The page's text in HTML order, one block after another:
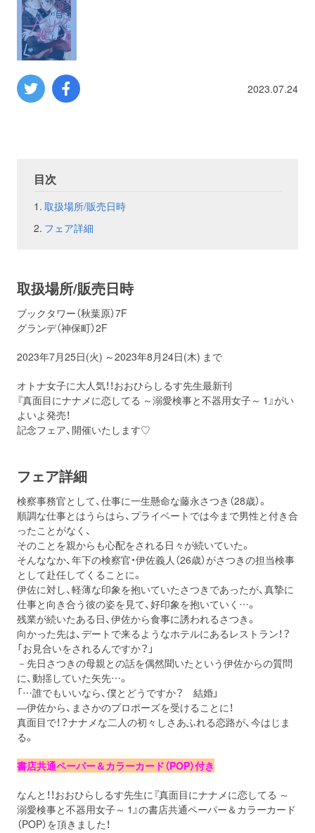
2023.07.24
目次
取扱場所/販売日時
フェア詳細
取扱場所/販売日時
ブックタワー（秋葉原）7F
グランデ（神保町）2F
2023年7月25日(火) ～2023年8月24日(木) まで
オトナ女子に大人気！！おおひらしるす先生最新刊
『真面目にナナメに恋してる ～溺愛検事と不器用女子～ 1』がい
よいよ発売！
記念フェア、開催いたします♡
フェア詳細
検察事務官として、仕事に一生懸命な藤永さつき（28歳）。
順調な仕事とはうらはら、プライベートでは今まで男性と付き合
ったことがなく、
そのことを親からも心配をされる日々が続いていた。
そんななか、年下の検察官・伊佐義人（26歳）がさつきの担当検事
として赴任してくることに。
伊佐に対し、軽薄な印象を抱いていたさつきであったが、真摯に
仕事と向き合う彼の姿を見て、好印象を抱いていく…。
残業が続いたある日、伊佐から食事に誘われるさつき。
向かった先は、デートで来るようなホテルにあるレストラン！？
「お見合いをされるんですか？」
－先日さつきの母親との話を偶然聞いたという伊佐からの質問
に、動揺していた矢先…。
「…誰でもいいなら、僕とどうですか？ 結婚」
―伊佐から、まさかのプロポーズを受けることに！
真面目で！？ナナメな二人の初々しさあふれる恋路が、今はじま
る。
書店共通ペーパー＆カラーカード（POP）付き
なんと！！おおひらしるす先生に『真面目にナナメに恋してる ～
溺愛検事と不器用女子～ 1』の書店共通ペーパー＆カラーカード
（POP）を頂きました！
コンピューター
ミリタリー
その他
フェア